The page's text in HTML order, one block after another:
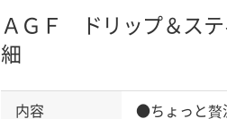
ＡＧＦ ドリップ＆ステ
細
内容
●ちょっと贅